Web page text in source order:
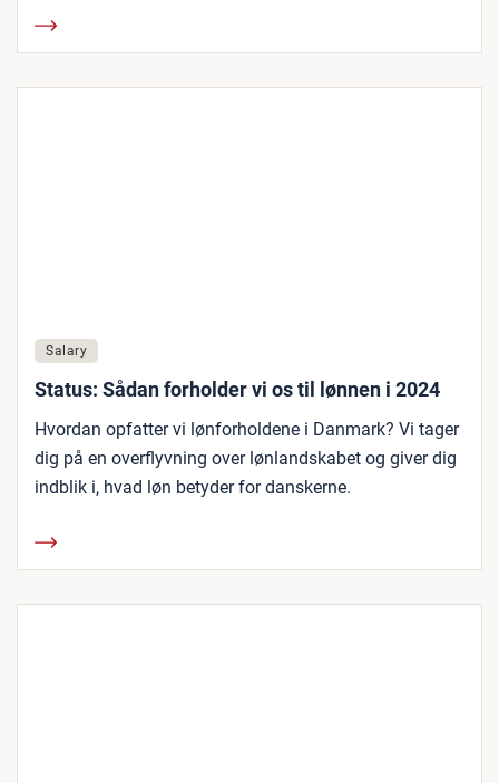
Salary
Status: Sådan forholder vi os til lønnen i 2024
Hvordan opfatter vi lønforholdene i Danmark? Vi tager
dig på en overflyvning over lønlandskabet og giver dig
indblik i, hvad løn betyder for danskerne.